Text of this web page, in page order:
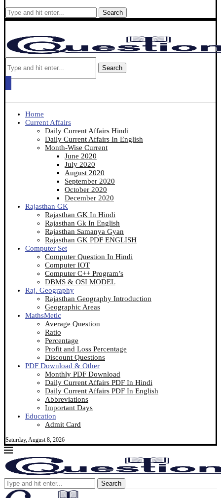
Search
Search
Home
Current Affairs
Daily Current Affairs Hindi
Daily Current Affairs In English
Month-Wise Current
June 2020
July 2020
August 2020
September 2020
October 2020
December 2020
Rajasthan GK
Rajasthan GK In Hindi
Rajasthan Gk In English
Rajasthan Samanya Gyan
Rajasthan GK PDF ENGLISH
Computer Set
Computer Question In Hindi
Computer IOT
Computer C++ Program’s
DBMS & OSI MODEL
Raj. Geography
Rajasthan Geography Introduction
Geographic Areas
MathsMetic
Average Question
Ratio
Percentage
Profit and Loss Percentage
Discount Questions
PDF Download & Other
Monthly PDF Download
Daily Current Affairs PDF In Hindi
Daily Current Affairs PDF In English
Abbreviations
Important Days
Education
Admit Card
Saturday, August 8, 2026
Search